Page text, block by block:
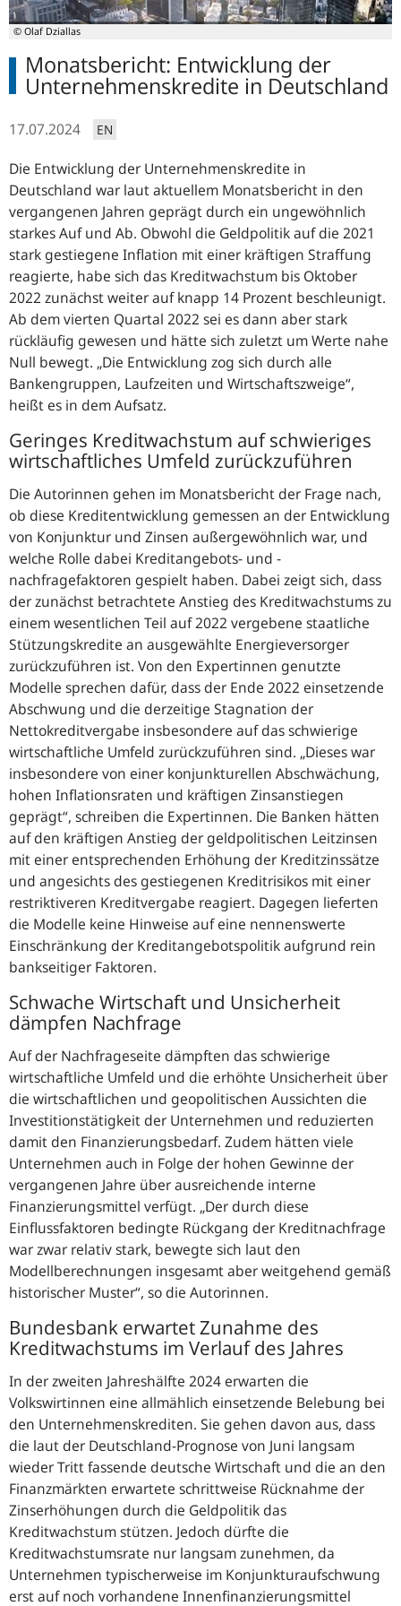
© Olaf Dziallas
Monatsbericht: Entwicklung der
Unternehmenskredite in Deutschland
17.07.2024 EN
Die Entwicklung der Unternehmenskredite in
Deutschland war laut aktuellem Monatsbericht in den
vergangenen Jahren geprägt durch ein ungewöhnlich
starkes Auf und Ab. Obwohl die Geldpolitik auf die 2021
stark gestiegene Inflation mit einer kräftigen Straffung
reagierte, habe sich das Kreditwachstum bis Oktober
2022 zunächst weiter auf knapp 14 Prozent beschleunigt.
Ab dem vierten Quartal 2022 sei es dann aber stark
rückläufig gewesen und hätte sich zuletzt um Werte nahe
Null bewegt. Die Entwicklung zog sich durch alle
Bankengruppen, Laufzeiten und Wirtschaftszweige ,
heißt es in dem Aufsatz.
Geringes Kreditwachstum auf schwieriges
wirtschaftliches Umfeld zurückzuführen
Die Autorinnen gehen im Monatsbericht der Frage nach,
ob diese Kreditentwicklung gemessen an der Entwicklung
von Konjunktur und Zinsen außergewöhnlich war, und
welche Rolle dabei Kreditangebots- und -
nachfragefaktoren gespielt haben. Dabei zeigt sich, dass
der zunächst betrachtete Anstieg des Kreditwachstums zu
einem wesentlichen Teil auf 2022 vergebene staatliche
Stützungskredite an ausgewählte Energieversorger
zurückzuführen ist. Von den Expertinnen genutzte
Modelle sprechen dafür, dass der Ende 2022 einsetzende
Abschwung und die derzeitige Stagnation der
Nettokreditvergabe insbesondere auf das schwierige
wirtschaftliche Umfeld zurückzuführen sind. Dieses war
insbesondere von einer konjunkturellen Abschwächung,
hohen Inflationsraten und kräftigen Zinsanstiegen
geprägt , schreiben die Expertinnen. Die Banken hätten
auf den kräftigen Anstieg der geldpolitischen Leitzinsen
mit einer entsprechenden Erhöhung der Kreditzinssätze
und angesichts des gestiegenen Kreditrisikos mit einer
restriktiveren Kreditvergabe reagiert. Dagegen lieferten
die Modelle keine Hinweise auf eine nennenswerte
Einschränkung der Kreditangebotspolitik aufgrund rein
bankseitiger Faktoren.
Schwache Wirtschaft und Unsicherheit
dämpfen Nachfrage
Auf der Nachfrageseite dämpften das schwierige
wirtschaftliche Umfeld und die erhöhte Unsicherheit über
die wirtschaftlichen und geopolitischen Aussichten die
Investitionstätigkeit der Unternehmen und reduzierten
damit den Finanzierungsbedarf. Zudem hätten viele
Unternehmen auch in Folge der hohen Gewinne der
vergangenen Jahre über ausreichende interne
Finanzierungsmittel verfügt. Der durch diese
Einflussfaktoren bedingte Rückgang der Kreditnachfrage
war zwar relativ stark, bewegte sich laut den
Modellberechnungen insgesamt aber weitgehend gemäß
historischer Muster , so die Autorinnen.
Bundesbank erwartet Zunahme des
Kreditwachstums im Verlauf des Jahres
In der zweiten Jahreshälfte 2024 erwarten die
Volkswirtinnen eine allmählich einsetzende Belebung bei
den Unternehmenskrediten. Sie gehen davon aus, dass
die laut der Deutschland-Prognose von Juni langsam
wieder Tritt fassende deutsche Wirtschaft und die an den
Finanzmärkten erwartete schrittweise Rücknahme der
Zinserhöhungen durch die Geldpolitik das
Kreditwachstum stützen. Jedoch dürfte die
Kreditwachstumsrate nur langsam zunehmen, da
Unternehmen typischerweise im Konjunkturaufschwung
erst auf noch vorhandene Innenfinanzierungsmittel